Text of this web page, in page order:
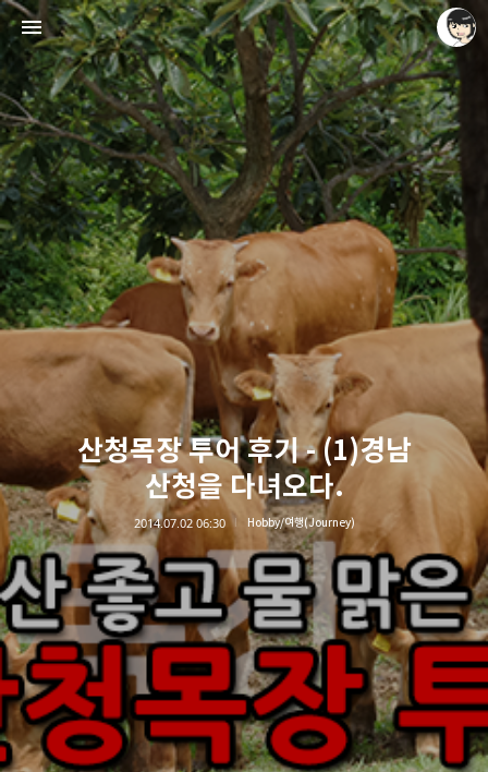
산청목장 투어 후기 - (1)경남
산청을 다녀오다.
2014.07.02 06:30 Hobby/여행(Journey)
레이니아